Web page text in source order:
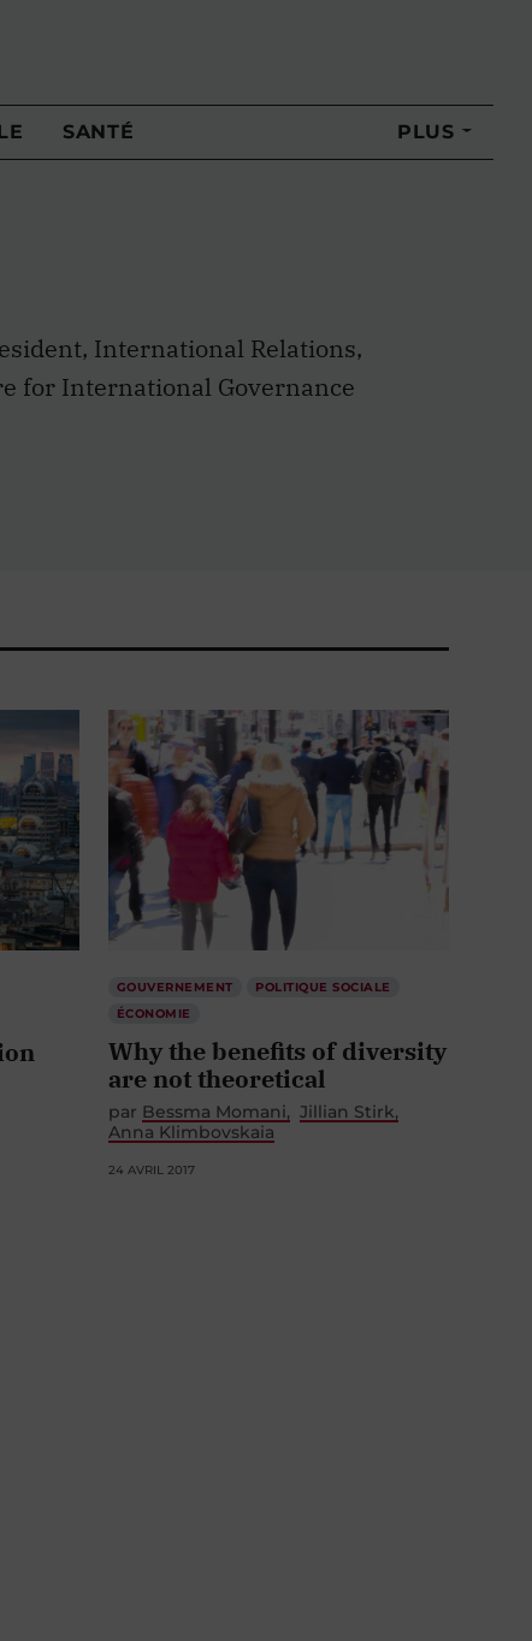
SANTÉ PLUS
International Relations,
for International Governance
GOUVERNEMENT
POLITIQUE SOCIALE
ÉCONOMIE
Why the benefits of diversity
are not theoretical
par Bessma Momani
Jillian Stirk
Anna Klimbovskaia
24 AVRIL 2017